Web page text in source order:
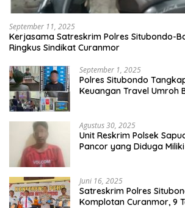
September 11, 2025
Kerjasama Satreskrim Polres Situbondo-
Ringkus Sindikat Curanmor
September 1, 2025
Polres Situbondo
Keuangan Travel Umroh
Agustus 30, 2025
Unit Reskrim Polsek
Pancor yang Diduga
Juni 16, 2025
Satreskrim Polres
Komplotan Curanmor, 9